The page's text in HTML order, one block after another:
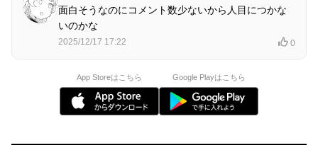
面白そうなのにコメント数少ないから人目につかな
いのかな
2025/12/17 17:22 0
App Storeはこちら Google Playはこちら